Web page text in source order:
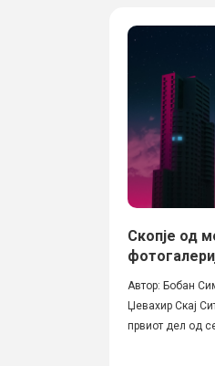
Скопје од
Автор: Бобан
Џевахир Скај
првиот дел од